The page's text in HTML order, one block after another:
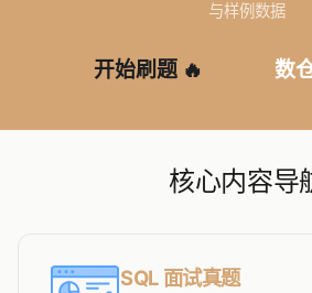
与样例数据
开始刷题 🔥 数
核心内容导
SQL 面试真题